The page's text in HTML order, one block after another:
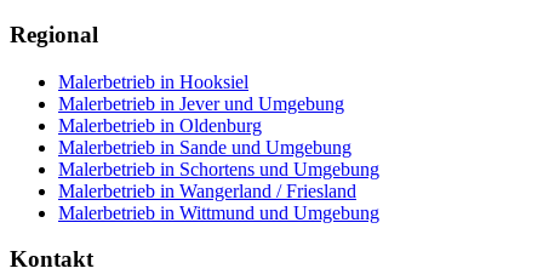
Regional
Malerbetrieb in Hooksiel
Malerbetrieb in Jever und Umgebung
Malerbetrieb in Oldenburg
Malerbetrieb in Sande und Umgebung
Malerbetrieb in Schortens und Umgebung
Malerbetrieb in Wangerland / Friesland
Malerbetrieb in Wittmund und Umgebung
Kontakt